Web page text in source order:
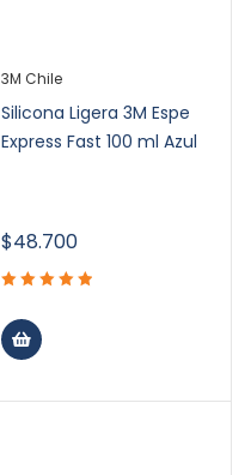
3M Chile
Silicona Ligera 3M Espe
Express Fast 100 ml Azul
$48.700